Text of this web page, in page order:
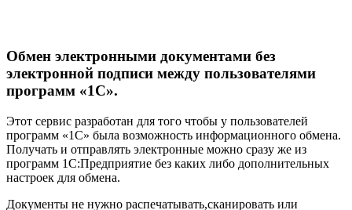
Обмен электронными документами без
электронной подписи между пользователями
программ «1С».
Этот сервис разработан для того чтобы у пользователей
программ «1С» была возможность информационного обмена.
Получать и отправлять электронные можно сразу же из
программ 1С:Предприятие без каких либо дополнительных
настроек для обмена.
Документы не нужно распечатывать,сканировать или